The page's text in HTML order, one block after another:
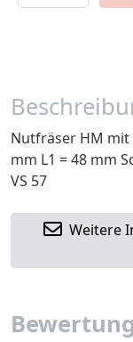
Nutfräser HM mit
mm L1 = 48 mm
VS 57
Weitere